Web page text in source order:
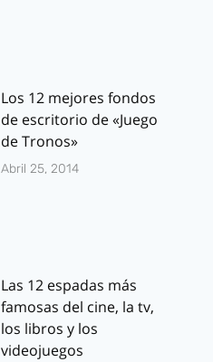
Los 12 mejores fondos
de escritorio de «Juego
de Tronos»
Abril 25, 2014
Las 12 espadas más
famosas del cine, la tv,
los libros y los
videojuegos